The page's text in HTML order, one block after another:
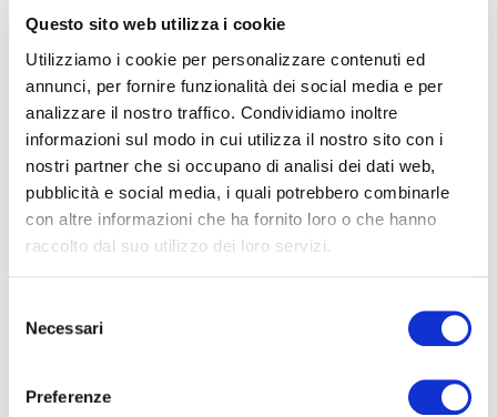
Questo sito web utilizza i cookie
Utilizziamo i cookie per personalizzare contenuti ed
annunci, per fornire funzionalità dei social media e per
analizzare il nostro traffico. Condividiamo inoltre
informazioni sul modo in cui utilizza il nostro sito con i
nostri partner che si occupano di analisi dei dati web,
pubblicità e social media, i quali potrebbero combinarle
con altre informazioni che ha fornito loro o che hanno
raccolto dal suo utilizzo dei loro servizi.
Necessari
Preferenze
Barriera Antintrusione per Pannelli
Solari